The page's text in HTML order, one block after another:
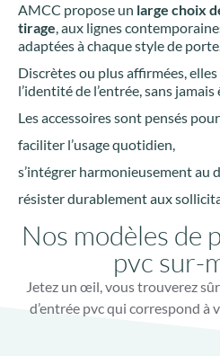
AMCC propose un large choix
tirage, aux lignes
adaptées à chaque style de
Discrètes ou plus affirmées,
l’identité de l’entrée, sans
Les accessoires sont pensés
faciliter l’usage quotidien,
s’intégrer harmonieusement au
résister durablement aux
Nos modèles de
pvc sur-
Jetez un œil, vous trouverez
d’entrée pvc qui correspond à